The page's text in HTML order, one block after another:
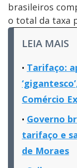
brasileiros
o total da taxa
LEIA MAIS
Tarifaço:
Comércio
Governo
tarifaço e
de Moraes